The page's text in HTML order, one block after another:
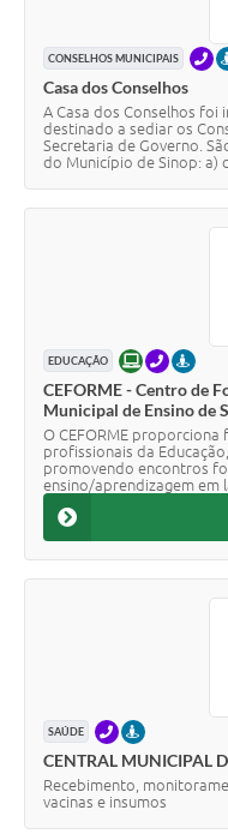
CONSELHOS MUNICIPAIS
Casa dos Conselhos
A Casa dos Conselhos
destinado a sediar os
Secretaria de Governo.
do Município de Sinop: a)
EDUCAÇÃO ONLINETELEFONE
CEFORME - Centro de
Municipal de Ensino de
O CEFORME
profissionais da
promovendo encontros
ensino/aprendizagem em
SAÚDE TELEFONEPRESENCIAL
CENTRAL MUNICIPAL
Recebimento,
vacinas e insumos